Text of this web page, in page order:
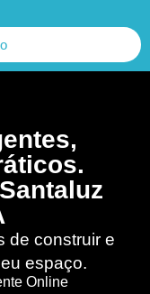
de construir e
espaço.
Online